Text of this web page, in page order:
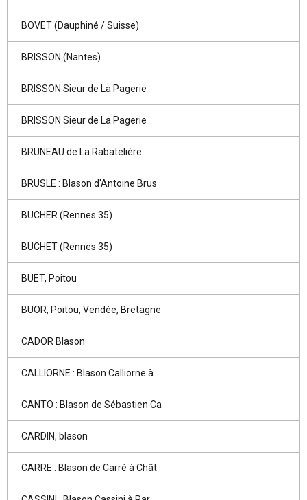
BOVET (Dauphiné / Suisse)
BRISSON (Nantes)
BRISSON Sieur de La Pagerie
BRISSON Sieur de La Pagerie
BRUNEAU de La Rabatelière
BRUSLE : Blason d'Antoine Brus
BUCHER (Rennes 35)
BUCHET (Rennes 35)
BUET, Poitou
BUOR, Poitou, Vendée, Bretagne
CADOR Blason
CALLIORNE : Blason Calliorne à
CANTO : Blason de Sébastien Ca
CARDIN, blason
CARRE : Blason de Carré à Chât